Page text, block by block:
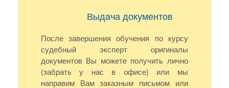
Выдача документов
После завершения обучения по курсу
судебный эксперт оригиналы
документов Вы можете получить лично
(забрать у нас в офисе) или мы
направим Вам заказным письмом или